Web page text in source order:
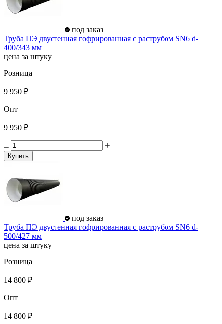
под заказ
Труба ПЭ двустенная гофрированная с раструбом SN6 d-
400/343 мм
цена за штуку
Розница
9 950 ₽
Опт
9 950 ₽
Купить
под заказ
Труба ПЭ двустенная гофрированная с раструбом SN6 d-
500/427 мм
цена за штуку
Розница
14 800 ₽
Опт
14 800 ₽